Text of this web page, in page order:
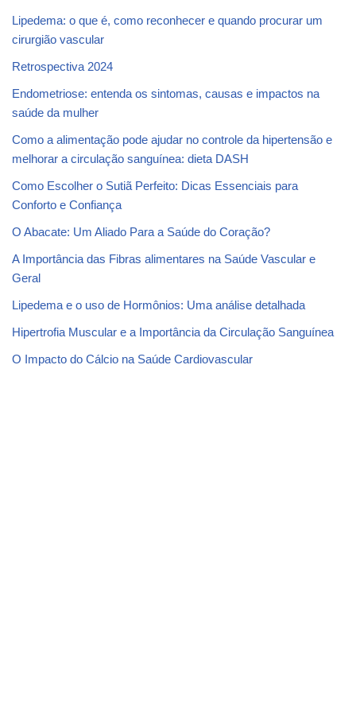
Lipedema: o que é, como reconhecer e quando procurar um
cirurgião vascular
Retrospectiva 2024
Endometriose: entenda os sintomas, causas e impactos na
saúde da mulher
Como a alimentação pode ajudar no controle da hipertensão e
melhorar a circulação sanguínea: dieta DASH
Como Escolher o Sutiã Perfeito: Dicas Essenciais para
Conforto e Confiança
O Abacate: Um Aliado Para a Saúde do Coração?
A Importância das Fibras alimentares na Saúde Vascular e
Geral
Lipedema e o uso de Hormônios: Uma análise detalhada
Hipertrofia Muscular e a Importância da Circulação Sanguínea
O Impacto do Cálcio na Saúde Cardiovascular